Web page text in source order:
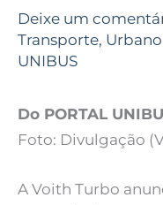
Deixe um
Transporte, Urbano
UNIBUS
Do PORTAL
Foto: Divulgação
A Voith Turbo